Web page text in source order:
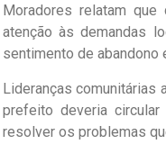
Moradores relatam
atenção às demandas
sentimento de abandono
Lideranças comunitárias
prefeito deveria
resolver os problemas